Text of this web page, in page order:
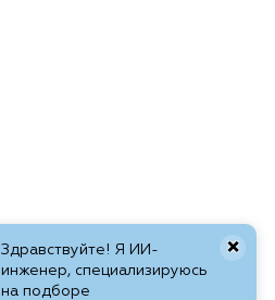
Здравствуйте! Я ИИ-
инженер, специализируюсь
на подборе
×